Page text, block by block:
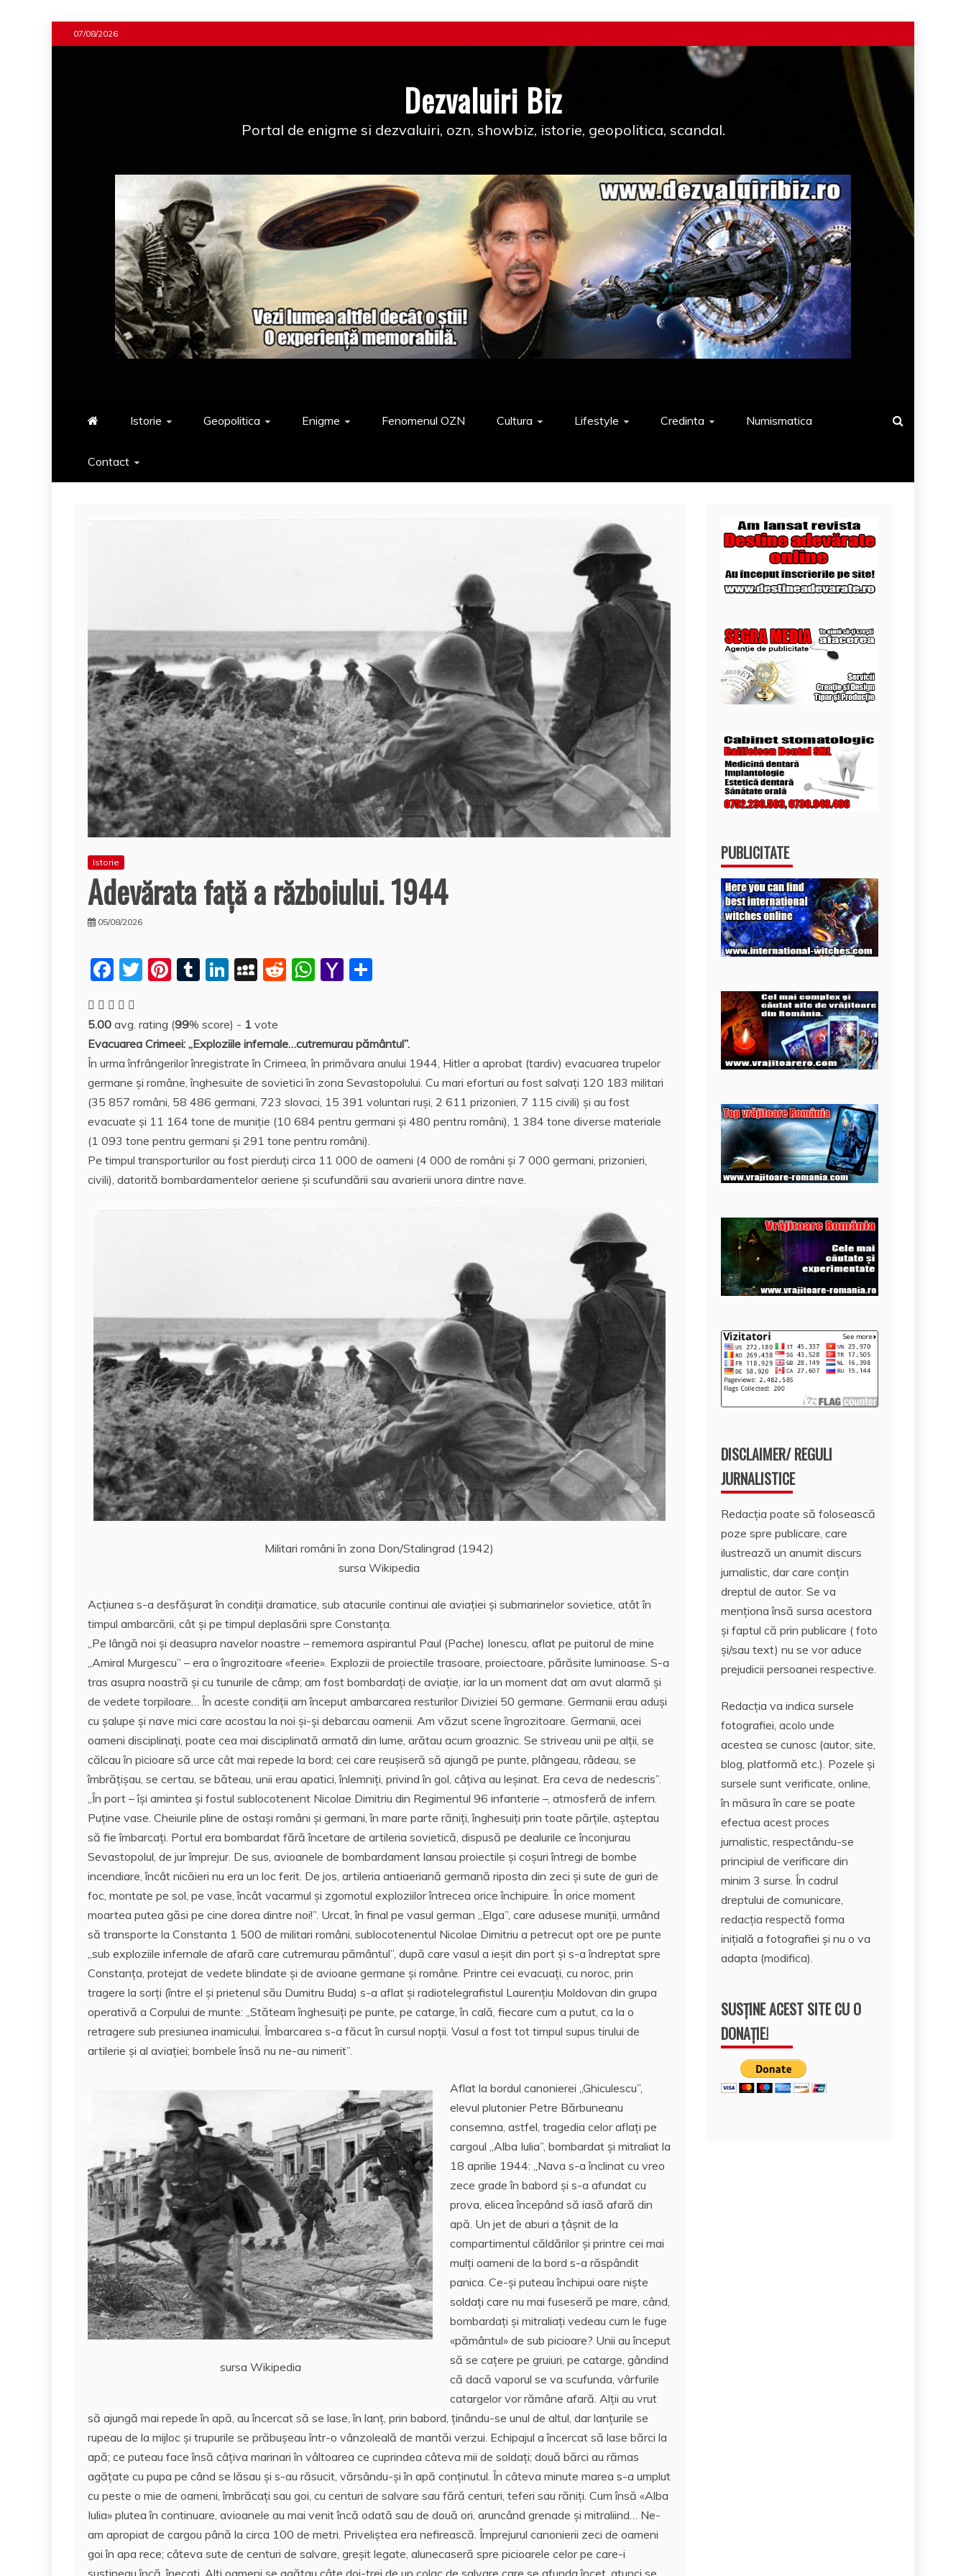
to
07/08/2026
Dezvaluiri Biz
Portal de enigme si dezvaluiri, ozn, showbiz, istorie, geopolitica, scandal.
Istorie Geopolitica Enigme Fenomenul OZN Cultura Lifestyle Credinta Numismatica
Contact
Istorie
Adevărata față a războiului. 1944
05/08/2026
F
a
c
e
b
o
o
k
T
itt
er
Pi
er
e
st
T
m
bl
r
Li
k
e
dI
n
M
S
p
a
c
e
R
di
t
W
s
A
p
p
Y
o
o
M
ai
l
aj
e
a
z
ă
5.00 avg. rating (99% score) - 1 vote
Evacuarea Crimeei: ,,Exploziile infernale…cutremurau pământul”.
În urma înfrângerilor înregistrate în Crimeea, în primăvara anului 1944, Hitler a aprobat (tardiv) evacuarea trupelor
germane și române, înghesuite de sovietici în zona Sevastopolului. Cu mari eforturi au fost salvați 120 183 militari
(35 857 români, 58 486 germani, 723 slovaci, 15 391 voluntari ruşi, 2 611 prizonieri, 7 115 civili) și au fost
evacuate și 11 164 tone de muniție (10 684 pentru germani și 480 pentru români), 1 384 tone diverse materiale
(1 093 tone pentru germani și 291 tone pentru români).
Pe timpul transporturilor au fost pierduţi circa 11 000 de oameni (4 000 de români și 7 000 germani, prizonieri,
civili), datorită bombardamentelor aeriene și scufundării sau avarierii unora dintre nave.
Militari români în zona Don/Stalingrad (1942)
sursa Wikipedia
Acțiunea s-a desfășurat în condiţii dramatice, sub atacurile continui ale aviației și submarinelor sovietice, atât în
timpul ambarcării, cât și pe timpul deplasării spre Constanța.
,,Pe lângă noi și deasupra navelor noastre – rememora aspirantul Paul (Pache) Ionescu, aflat pe puitorul de mine
,,Amiral Murgescu” – era o îngrozitoare «feerie». Explozii de proiectile trasoare, proiectoare, părăsite luminoase. S-a
tras asupra noastră și cu tunurile de câmp; am fost bombardați de aviație, iar la un moment dat am avut alarmă și
de vedete torpiloare… În aceste condiții am început ambarcarea resturilor Diviziei 50 germane. Germanii erau aduși
cu șalupe și nave mici care acostau la noi și-și debarcau oamenii. Am văzut scene îngrozitoare. Germanii, acei
oameni disciplinați, poate cea mai disciplinată armată din lume, arătau acum groaznic. Se striveau unii pe alții, se
călcau în picioare să urce cât mai repede la bord; cei care reușiseră să ajungă pe punte, plângeau, râdeau, se
îmbrățișau, se certau, se băteau, unii erau apatici, înlemniți, privind în gol, câțiva au leșinat. Era ceva de nedescris”.
,,În port – își amintea și fostul sublocotenent Nicolae Dimitriu din Regimentul 96 infanterie –, atmosferă de infern.
Puține vase. Cheiurile pline de ostași români și germani, în mare parte răniți, înghesuiți prin toate părțile, așteptau
să fie îmbarcați. Portul era bombardat fără încetare de artileria sovietică, dispusă pe dealurile ce înconjurau
Sevastopolul, de jur împrejur. De sus, avioanele de bombardament lansau proiectile și coșuri întregi de bombe
incendiare, încât nicăieri nu era un loc ferit. De jos, artileria antiaeriană germană riposta din zeci și sute de guri de
foc, montate pe sol, pe vase, încât vacarmul și zgomotul exploziilor întrecea orice închipuire. În orice moment
moartea putea găsi pe cine dorea dintre noi!”. Urcat, în final pe vasul german ,,Elga”, care adusese muniții, urmând
să transporte la Constanta 1 500 de militari români, sublocotenentul Nicolae Dimitriu a petrecut opt ore pe punte
,,sub exploziile infernale de afară care cutremurau pământul”, după care vasul a ieșit din port și s-a îndreptat spre
Constanța, protejat de vedete blindate și de avioane germane și române. Printre cei evacuați, cu noroc, prin
tragere la sorți (între el și prietenul său Dumitru Buda) s-a aflat și radiotelegrafistul Laurențiu Moldovan din grupa
operativă a Corpului de munte: ,,Stăteam înghesuiți pe punte, pe catarge, în cală, fiecare cum a putut, ca la o
retragere sub presiunea inamicului. Îmbarcarea s-a făcut în cursul nopții. Vasul a fost tot timpul supus tirului de
artilerie și al aviației; bombele însă nu ne-au nimerit”.
sursa Wikipedia
Aflat la bordul canonierei ,,Ghiculescu”,
elevul plutonier Petre Bărbuneanu
consemna, astfel, tragedia celor aflați pe
cargoul ,,Alba Iulia”, bombardat și mitraliat la
18 aprilie 1944: ,,Nava s-a înclinat cu vreo
zece grade în babord și s-a afundat cu
prova, elicea începând să iasă afară din
apă. Un jet de aburi a țâșnit de la
compartimentul căldărilor și printre cei mai
mulți oameni de la bord s-a răspândit
panica. Ce-și puteau închipui oare niște
soldați care nu mai fuseseră pe mare, când,
bombardați și mitraliați vedeau cum le fuge
«pământul» de sub picioare? Unii au început
să se cațere pe gruiuri, pe catarge, gândind
că dacă vaporul se va scufunda, vârfurile
catargelor vor rămâne afară. Alții au vrut
să ajungă mai repede în apă, au încercat să se lase, în lanț, prin babord, ținându-se unul de altul, dar lanțurile se
rupeau de la mijloc și trupurile se prăbușeau într-o vânzoleală de mantăi verzui. Echipajul a încercat să lase bărci la
apă; ce puteau face însă câțiva marinari în vâltoarea ce cuprindea câteva mii de soldați; două bărci au rămas
agățate cu pupa pe când se lăsau și s-au răsucit, vărsându-și în apă conținutul. În câteva minute marea s-a umplut
cu peste o mie de oameni, îmbrăcați sau goi, cu centuri de salvare sau fără centuri, teferi sau răniți. Cum însă «Alba
Iulia» plutea în continuare, avioanele au mai venit încă odată sau de două ori, aruncând grenade și mitraliind… Ne-
am apropiat de cargou până la circa 100 de metri. Priveliștea era nefirească. Împrejurul canonierii zeci de oameni
goi în apa rece; câteva sute de centuri de salvare, greșit legate, alunecaseră spre picioarele celor pe care-i
PUBLICITATE
DISCLAIMER/ REGULI
JURNALISTICE
Redacția poate să folosească
poze spre publicare, care
ilustrează un anumit discurs
jurnalistic, dar care conțin
dreptul de autor. Se va
menționa însă sursa acestora
și faptul că prin publicare ( foto
și/sau text) nu se vor aduce
prejudicii persoanei respective.
Redacția va indica sursele
fotografiei, acolo unde
acestea se cunosc (autor, site,
blog, platformă etc.). Pozele și
sursele sunt verificate, online,
în măsura în care se poate
efectua acest proces
jurnalistic, respectându-se
principiul de verificare din
minim 3 surse. În cadrul
dreptului de comunicare,
redacția respectă forma
inițială a fotografiei și nu o va
adapta (modifica).
SUSȚINE ACEST SITE CU O
DONAȚIE!